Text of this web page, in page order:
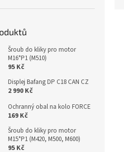
Šroub do kliky pro motor
M16*P1 (M510)
95 Kč
Displej Bafang DP C18 CAN CZ
2 990 Kč
Ochranný obal na kolo FORCE
169 Kč
Šroub do kliky pro motor
M15*P1 (M420, M500, M600)
95 Kč